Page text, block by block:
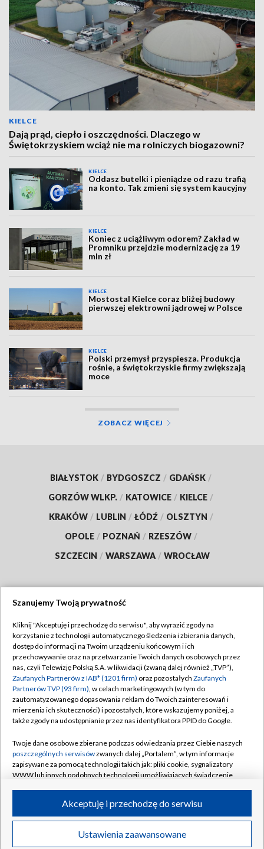
KIELCE
Dają prąd, ciepło i oszczędności. Dlaczego w
Świętokrzyskiem wciąż nie ma rolniczych biogazowni?
KIELCE
Oddasz butelki i pieniądze od razu trafią
na konto. Tak zmieni się system kaucyjny
KIELCE
Koniec z uciążliwym odorem? Zakład w
Promniku przejdzie modernizację za 19
mln zł
KIELCE
Mostostal Kielce coraz bliżej budowy
pierwszej elektrowni jądrowej w Polsce
KIELCE
Polski przemysł przyspiesza. Produkcja
rośnie, a świętokrzyskie firmy zwiększają
moce
ZOBACZ WIĘCEJ
BIAŁYSTOK / BYDGOSZCZ / GDAŃSK /
GORZÓW WLKP. / KATOWICE / KIELCE /
KRAKÓW / LUBLIN / ŁÓDŹ / OLSZTYN /
OPOLE / POZNAŃ / RZESZÓW /
SZCZECIN / WARSZAWA / WROCŁAW
TVP
Abonament TVP
Emisja w TVP
Centrum informacji TVP
Naziemna Telewizja Cyfrowa
Rada Programowa
System NOS
Informacje o nadawcy
Program dla prasy
Ogłoszenie przetargowe
Regulamin TVP
Polityka prywatności
Moje zgody
Pomoc
Kontakt
Kanały
©2026 Telewizja Polska S.A. w likwidacji
Szanujemy Twoją prywatność
Kliknij "Akceptuję i przechodzę do serwisu", aby wyrazić zgody na
korzystanie z technologii automatycznego śledzenia i zbierania danych,
dostęp do informacji na Twoim urządzeniu końcowym i ich
przechowywanie oraz na przetwarzanie Twoich danych osobowych przez
nas, czyli Telewizję Polską S.A. w likwidacji (zwaną dalej również „TVP”),
Zaufanych Partnerów z IAB* (1201 firm) oraz pozostałych Zaufanych
Partnerów TVP (93 firm), w celach marketingowych (w tym do
zautomatyzowanego dopasowania reklam do Twoich zainteresowań i
mierzenia ich skuteczności) i pozostałych, które wskazujemy poniżej, a
także zgody na udostępnianie przez nas identyfikatora PPID do Google.
Twoje dane osobowe zbierane podczas odwiedzania przez Ciebie naszych
poszczególnych serwisówzwanych dalej „Portalem”, w tym informacje
zapisywane za pomocą technologii takich jak: pliki cookie, sygnalizatory
WWW lub innych podobnych technologii umożliwiających świadczenie
ruchu w Internecie.
Twoje dane osobowe zbierane podczas odwiedzania przez Ciebie
poszczególnych serwisówna Portalu, takie jak adresy IP, identyfikatory
Ustawienia zaawansowane
Akceptuję i przechodzę do serwisu